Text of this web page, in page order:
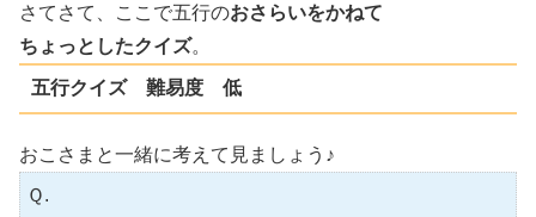
さてさて、ここで五行のおさらいをかねて
ちょっとしたクイズ。
五行クイズ 難易度 低
おこさまと一緒に考えて見ましょう♪
Ｑ.